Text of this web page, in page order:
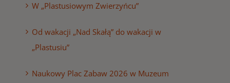
W „Plastusiowym Zwierzyńcu”
Od wakacji „Nad Skałą” do wakacji w
„Plastusiu”
Naukowy Plac Zabaw 2026 w Muzeum